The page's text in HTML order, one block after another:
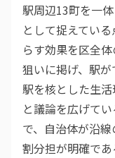
駅周辺13町を一
として捉えてい
らす効果を区全
狙いに掲げ、駅が
駅を核とした生
と議論を広げて
で、自治体が沿
割分担が明確であ